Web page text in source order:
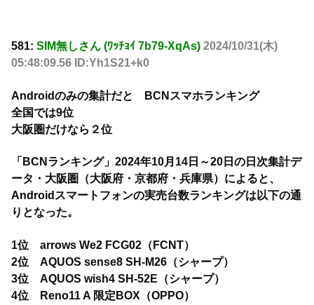
581: SIM無しさん (ﾜｯﾁｮｲ 7b79-XqAs) 2024/10/31(木)
05:48:09.56 ID:Yh1S21+k0
Androidのみの集計だと BCNスマホランキング
全国では9位
大阪圏だけなら２位
「BCNランキング」2024年10月14日～20日の日次集計デ
ータ・大阪圏（大阪府・京都府・兵庫県）によると、
Androidスマートフォンの実売台数ランキングは以下の通
りとなった。
1位 arrows We2 FCG02（FCNT）
2位 AQUOS sense8 SH-M26（シャープ）
3位 AQUOS wish4 SH-52E（シャープ）
4位 Reno11 A 限定BOX（OPPO）